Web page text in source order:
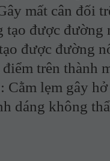
mất cân đối
tạo được
được đường
trên thành
: Cằm lẹm gây
dáng không